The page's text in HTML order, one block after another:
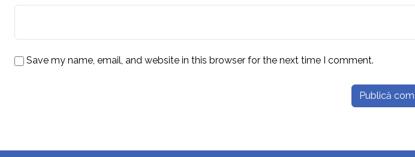
Save my name, email, and website in this browser for the next time I comment.